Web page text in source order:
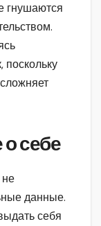
гнушаются
поскольку
себе
данные.
себя